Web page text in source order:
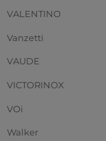
VALENTINO
Vanzetti
VAUDE
VICTORINOX
VOi
Walker